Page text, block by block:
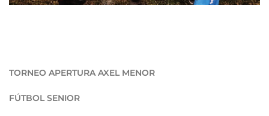
TORNEO APERTURA AXEL MENOR
FÚTBOL SENIOR